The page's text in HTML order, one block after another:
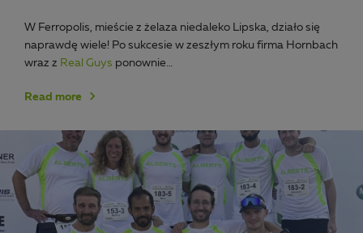
W Ferropolis, mieście z żelaza niedaleko Lipska, działo się
naprawdę wiele! Po sukcesie w zeszłym roku firma Hornbach
wraz z Real Guys ponownie…
Read more